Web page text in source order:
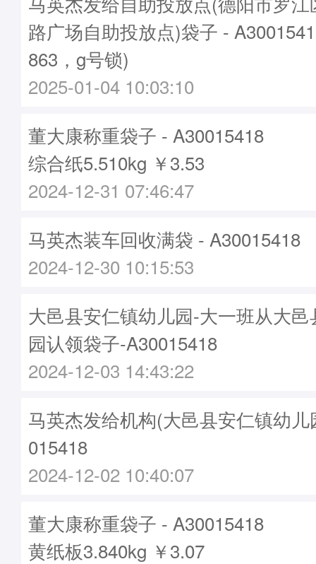
路广场自助投放点)袋子 -
863，g号锁)
2025-01-04 10:03:10
董大康称重袋子 - A30015418
综合纸5.510kg ￥3.53
2024-12-31 07:46:47
马英杰装车回收满袋 - A30015418
2024-12-30 10:15:53
大邑县安仁镇幼儿园-大一班从大
园认领袋子-A30015418
2024-12-03 14:43:22
马英杰发给机构(大邑县安仁镇幼
015418
2024-12-02 10:40:07
董大康称重袋子 - A30015418
黄纸板3.840kg ￥3.07